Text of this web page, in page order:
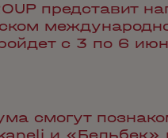
представит
с 3 по 6
смогут